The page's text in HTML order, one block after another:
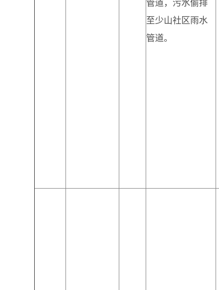
管道，污水偷排
至少山社区雨水
管道。